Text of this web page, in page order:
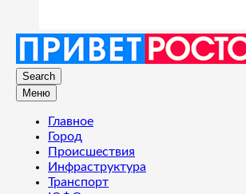
Search
Меню
Главное
Город
Происшествия
Инфраструктура
Транспорт